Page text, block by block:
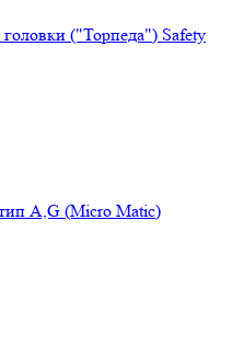
("Торпеда") Safety
А,G (Micro Matic)